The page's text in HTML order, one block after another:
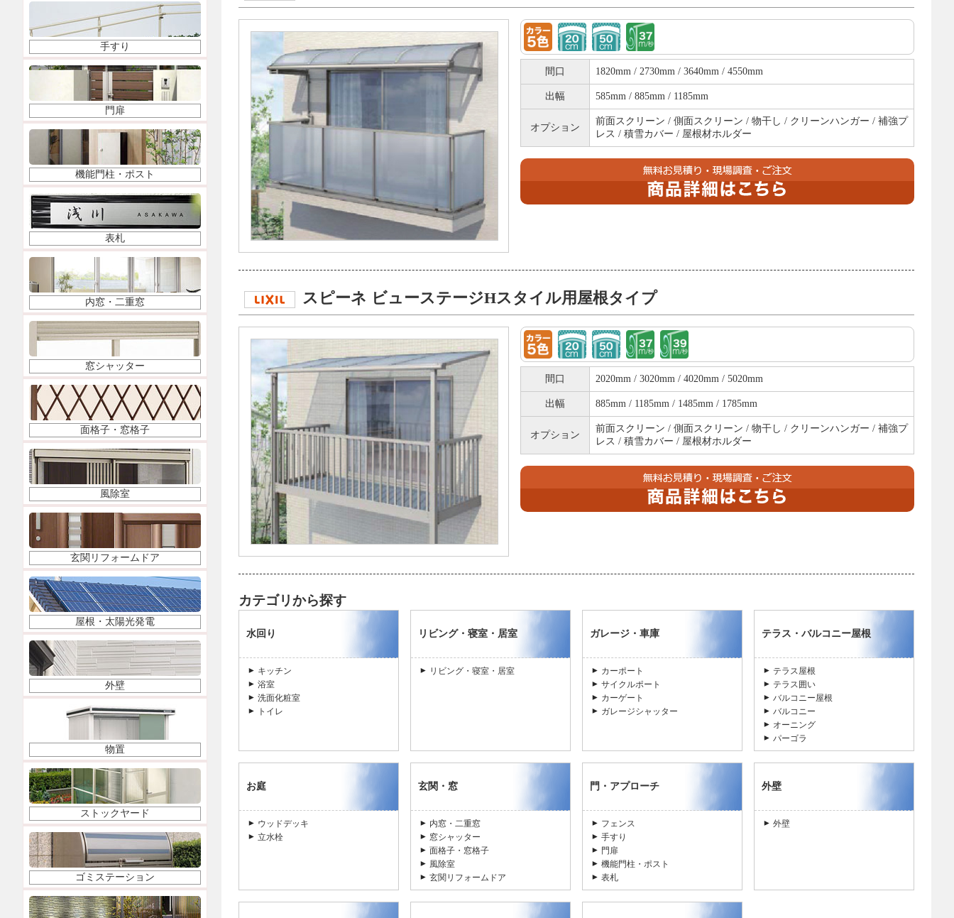
間口 1820mm / 2730mm / 3640mm / 4550mm
出幅 585mm / 885mm / 1185mm
オプション
前面スクリーン / 側面スクリーン / 物干し / クリーンハンガー / 補強プ
レス / 積雪カバー / 屋根材ホルダー
スピーネ ビューステージHスタイル用屋根タイプ
間口 2020mm / 3020mm / 4020mm / 5020mm
出幅 885mm / 1185mm / 1485mm / 1785mm
オプション
前面スクリーン / 側面スクリーン / 物干し / クリーンハンガー / 補強プ
レス / 積雪カバー / 屋根材ホルダー
カテゴリから探す
水回り
キッチン
浴室
洗面化粧室
トイレ
リビング・寝室・居室
リビング・寝室・居室
ガレージ・車庫
カーポート
サイクルポート
カーゲート
ガレージシャッター
テラス・バルコニー屋根
テラス屋根
テラス囲い
バルコニー屋根
バルコニー
オーニング
パーゴラ
お庭
ウッドデッキ
立水栓
玄関・窓
内窓・二重窓
窓シャッター
面格子・窓格子
風除室
玄関リフォームドア
門・アプローチ
フェンス
手すり
門扉
機能門柱・ポスト
表札
外壁
外壁
手すり
門扉
機能門柱・ポスト
表札
内窓・二重窓
窓シャッター
面格子・窓格子
風除室
玄関リフォームドア
屋根・太陽光発電
外壁
物置
ストックヤード
ゴミステーション